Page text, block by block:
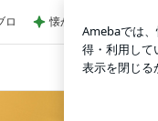
太陽 オフ
ロ 懐かしくて即買いし